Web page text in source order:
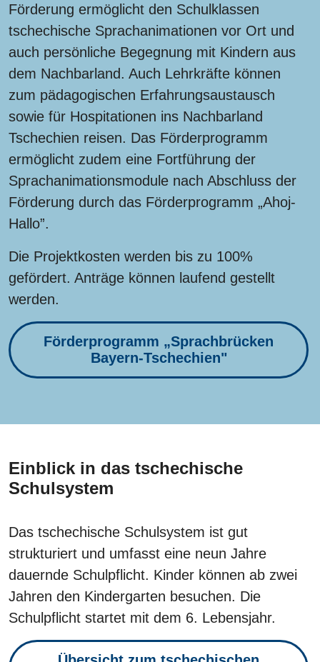
Förderung ermöglicht den Schulklassen
tschechische Sprachanimationen vor Ort und
auch persönliche Begegnung mit Kindern aus
dem Nachbarland. Auch Lehrkräfte können
zum pädagogischen Erfahrungsaustausch
sowie für Hospitationen ins Nachbarland
Tschechien reisen. Das Förderprogramm
ermöglicht zudem eine Fortführung der
Sprachanimationsmodule nach Abschluss der
Förderung durch das Förderprogramm „Ahoj-
Hallo”.
Die Projektkosten werden bis zu 100%
gefördert. Anträge können laufend gestellt
werden.
Förderprogramm „Sprachbrücken
Bayern-Tschechien"
Einblick in das tschechische
Schulsystem
Das tschechische Schulsystem ist gut
strukturiert und umfasst eine neun Jahre
dauernde Schulpflicht. Kinder können ab zwei
Jahren den Kindergarten besuchen. Die
Schulpflicht startet mit dem 6. Lebensjahr.